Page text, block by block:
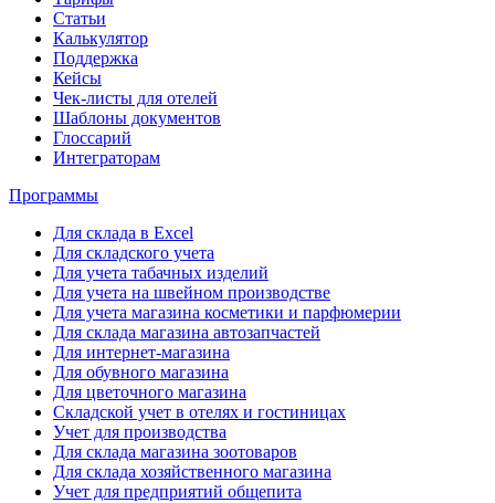
Статьи
Калькулятор
Поддержка
Кейсы
Чек-листы для отелей
Шаблоны документов
Глоссарий
Интеграторам
Программы
Для склада в Excel
Для складского учета
Для учета табачных изделий
Для учета на швейном производстве
Для учета магазина косметики и парфюмерии
Для склада магазина автозапчастей
Для интернет-магазина
Для обувного магазина
Для цветочного магазина
Складской учет в отелях и гостиницах
Учет для производства
Для склада магазина зоотоваров
Для склада хозяйственного магазина
Учет для предприятий общепита